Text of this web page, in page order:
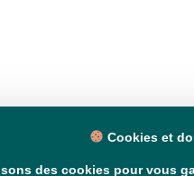
Cookies et
des cookies pour vous